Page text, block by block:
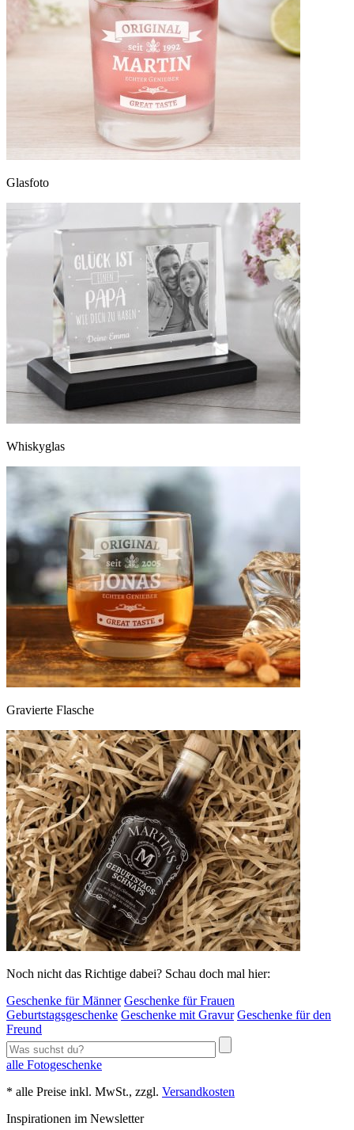
Glasfoto
Whiskyglas
Gravierte Flasche
Noch nicht das Richtige dabei? Schau doch mal hier:
Geschenke für Männer Geschenke für Frauen
Geburtstagsgeschenke Geschenke mit Gravur Geschenke für den
Freund
alle Fotogeschenke
* alle Preise inkl. MwSt., zzgl. Versandkosten
Inspirationen im Newsletter